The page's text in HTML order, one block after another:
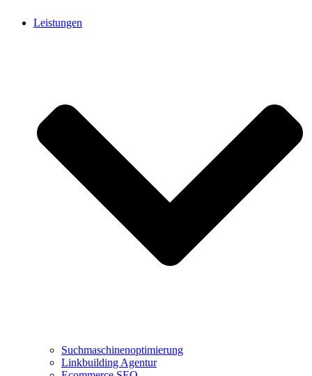
Leistungen
Suchmaschinenoptimierung
Linkbuilding Agentur